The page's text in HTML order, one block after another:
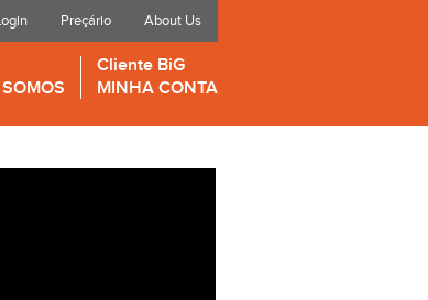
Preçário About Us
Cliente BiG
MINHA CONTA